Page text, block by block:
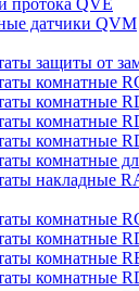
протока QVE
датчики QVM
защиты от
комнатные
комнатные
комнатные
комнатные
комнатные
накладные
комнатные
комнатные
комнатные
комнатные